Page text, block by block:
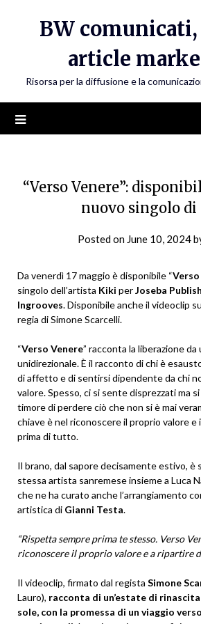
BW comunicati,
article
Risorsa per la diffusione e la
“Verso Venere”:
nuovo singolo
Posted on June 10, 2024
Da venerdì 17 maggio è disponibile “
singolo dell’artista Kiki perJoseba
Ingrooves. Disponibile anche il videoclip su
regia di Simone Scarcelli.
“Verso Venere” racconta la liberazione
unidirezionale. È il racconto di chi è
di affetto e di sentirsi dipendente da chi
valore. Spesso, ci si sente disprezzati ma
timore di perdere ciò che non si è mai
chiave è nel riconoscere il proprio valore
prima di tutto.
Il brano, dal sapore decisamente estivo,
stessa artista sanremese insieme a Luca
che ne ha curato anche l’arrangiamento
artistica di Gianni Testa.
“Rispetta sempre prima te stesso. Verso
riconoscere il proprio valore e a ripartire
Il videoclip, firmato dal regista Simone
Lauro), racconta di un’estate di
sole, con la promessa di un viaggio